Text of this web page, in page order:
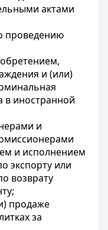
актами
проведению
и (или)
в иностранной
и
и исполнением
экспорту или
возврату
продаже
за